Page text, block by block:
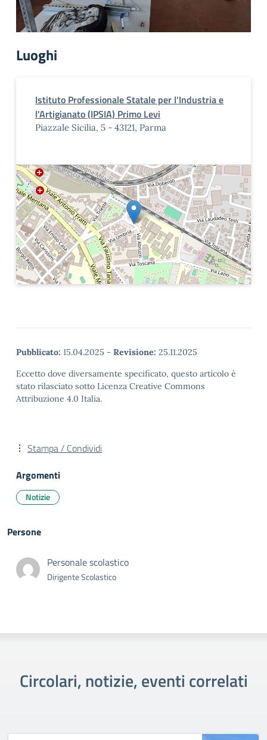
Luoghi
Istituto Professionale Statale per l'Industria e
l'Artigianato (IPSIA) Primo Levi
Piazzale Sicilia, 5 - 43121, Parma
Pubblicato: 15.04.2025 - Revisione: 25.11.2025
Eccetto dove diversamente specificato, questo articolo è
stato rilasciato sotto Licenza Creative Commons
Attribuzione 4.0 Italia.
Stampa / Condividi
Argomenti
Notizie
Persone
Personale scolastico
Dirigente Scolastico
Circolari, notizie, eventi correlati